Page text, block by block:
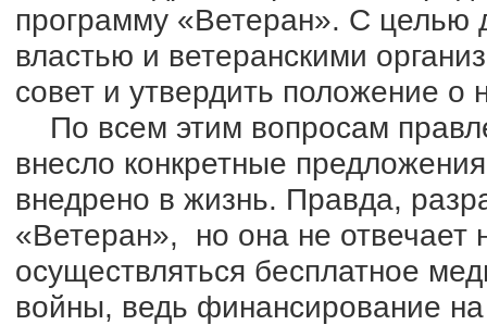
программу «Ветеран». С целью
властью и ветеранскими
совет и утвердить положение о
По всем этим вопросам
внесло конкретные
внедрено в жизнь. Правда,
«Ветеран», но она не отвечает
осуществляться бесплатное
войны, ведь финансирование